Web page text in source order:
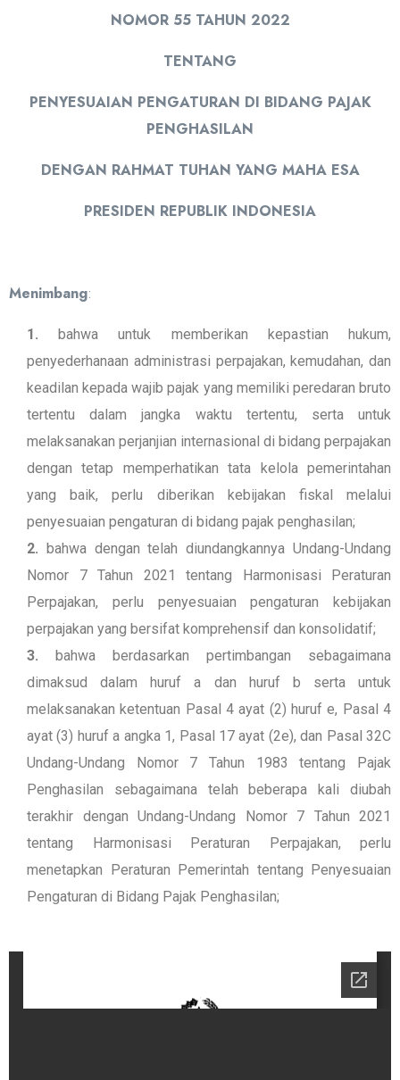
NOMOR 55 TAHUN 2022
TENTANG
PENYESUAIAN PENGATURAN DI BIDANG PAJAK
PENGHASILAN
DENGAN RAHMAT TUHAN YANG MAHA ESA
PRESIDEN REPUBLIK INDONESIA
Menimbang:
bahwa untuk memberikan kepastian hukum,
penyederhanaan administrasi perpajakan, kemudahan, dan
keadilan kepada wajib pajak yang memiliki peredaran bruto
tertentu dalam jangka waktu tertentu, serta untuk
melaksanakan perjanjian internasional di bidang perpajakan
dengan tetap memperhatikan tata kelola pemerintahan
yang baik, perlu diberikan kebijakan fiskal melalui
penyesuaian pengaturan di bidang pajak penghasilan;
bahwa dengan telah diundangkannya Undang-Undang
Nomor 7 Tahun 2021 tentang Harmonisasi Peraturan
Perpajakan, perlu penyesuaian pengaturan kebijakan
perpajakan yang bersifat komprehensif dan konsolidatif;
bahwa berdasarkan pertimbangan sebagaimana
dimaksud dalam huruf a dan huruf b serta untuk
melaksanakan ketentuan Pasal 4 ayat (2) huruf e, Pasal 4
ayat (3) huruf a angka 1, Pasal 17 ayat (2e), dan Pasal 32C
Undang-Undang Nomor 7 Tahun 1983 tentang Pajak
Penghasilan sebagaimana telah beberapa kali diubah
terakhir dengan Undang-Undang Nomor 7 Tahun 2021
tentang Harmonisasi Peraturan Perpajakan, perlu
menetapkan Peraturan Pemerintah tentang Penyesuaian
Pengaturan di Bidang Pajak Penghasilan;